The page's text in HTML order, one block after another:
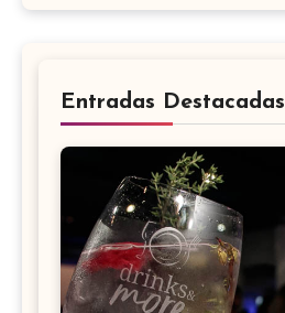
Entradas Destacadas